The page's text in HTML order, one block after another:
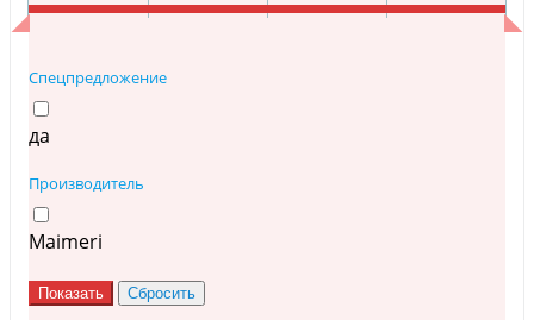
Спецпредложение
да
Производитель
Maimeri